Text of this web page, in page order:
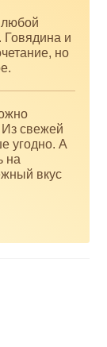
и
но
Из свежей
угодно. А
на
вкус